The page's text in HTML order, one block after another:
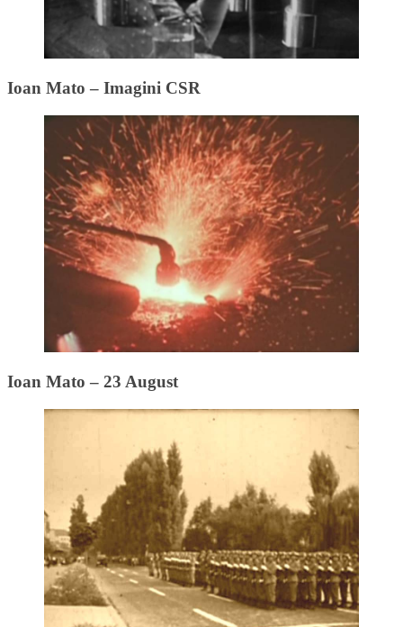
Ioan Mato – Imagini CSR
Ioan Mato – 23 August